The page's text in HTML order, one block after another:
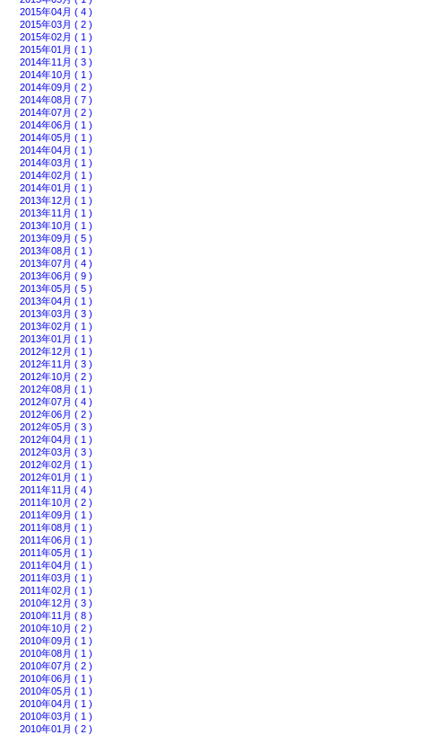
2015年04月 ( 4 )
2015年03月 ( 2 )
2015年02月 ( 1 )
2015年01月 ( 1 )
2014年11月 ( 3 )
2014年10月 ( 1 )
2014年09月 ( 2 )
2014年08月 ( 7 )
2014年07月 ( 2 )
2014年06月 ( 1 )
2014年05月 ( 1 )
2014年04月 ( 1 )
2014年03月 ( 1 )
2014年02月 ( 1 )
2014年01月 ( 1 )
2013年12月 ( 1 )
2013年11月 ( 1 )
2013年10月 ( 1 )
2013年09月 ( 5 )
2013年08月 ( 1 )
2013年07月 ( 4 )
2013年06月 ( 9 )
2013年05月 ( 5 )
2013年04月 ( 1 )
2013年03月 ( 3 )
2013年02月 ( 1 )
2013年01月 ( 1 )
2012年12月 ( 1 )
2012年11月 ( 3 )
2012年10月 ( 2 )
2012年08月 ( 1 )
2012年07月 ( 4 )
2012年06月 ( 2 )
2012年05月 ( 3 )
2012年04月 ( 1 )
2012年03月 ( 3 )
2012年02月 ( 1 )
2012年01月 ( 1 )
2011年11月 ( 4 )
2011年10月 ( 2 )
2011年09月 ( 1 )
2011年08月 ( 1 )
2011年06月 ( 1 )
2011年05月 ( 1 )
2011年04月 ( 1 )
2011年03月 ( 1 )
2011年02月 ( 1 )
2010年12月 ( 3 )
2010年11月 ( 8 )
2010年10月 ( 2 )
2010年09月 ( 1 )
2010年08月 ( 1 )
2010年07月 ( 2 )
2010年06月 ( 1 )
2010年05月 ( 1 )
2010年04月 ( 1 )
2010年03月 ( 1 )
2010年01月 ( 2 )